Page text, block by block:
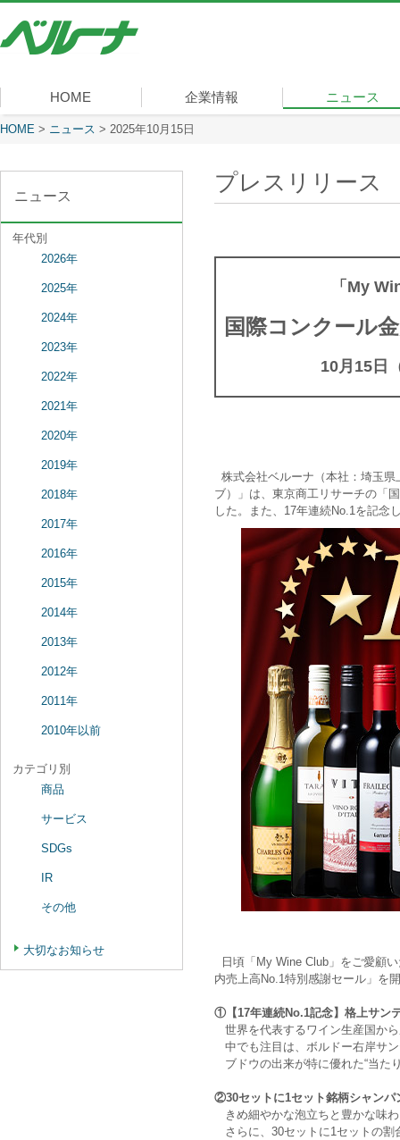
式
ベ
ル
ー
HOME 企業情報
社長メッセージ
会社概要
経営理念
沿革
組織図
事業内容
役員一覧
所在地
ニュース
現在表示しているページ
HOME > ニュース > 2025年10月15日
プレスリリース
「My
国際コンクール
10月15日
株式会社ベルーナ（本社：埼玉
ブ）」は、東京商工リサーチの「
した。また、17年連続No.1を記念
日頃「My Wine Club」をご愛顧
内売上高No.1特別感謝セール」を
①【17年連続No.1記念】格上サン
世界を代表するワイン生産国か
中でも注目は、ボルドー右岸サ
ブドウの出来が特に優れた“当た
②30セットに1セット銘柄シャンパ
きめ細やかな泡立ちと豊かな味
さらに、30セットに1セットの割
ニュース
年代別
2026年
2025年
2024年
2023年
2022年
2021年
2020年
2019年
2018年
2017年
2016年
2015年
2014年
2013年
2012年
2011年
2010年以前
カテゴリ別
商品
サービス
SDGs
IR
その他
大切なお知らせ